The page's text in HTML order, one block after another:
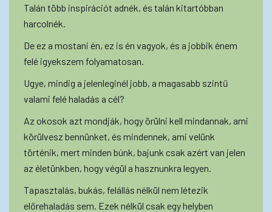
Talán több inspirációt adnék, és talán kitartóbban
harcolnék.
De ez a mostani én, ez is én vagyok, és a jobbik énem
felé igyekszem folyamatosan.
Ugye, mindig a jelenleginél jobb, a magasabb szintű
valami felé haladás a cél?
Az okosok azt mondják, hogy örülni kell mindannak, ami
körülvesz bennünket, és mindennek, ami velünk
történik, mert minden búnk, bajunk csak azért van jelen
az életünkben, hogy végül a hasznunkra legyen.
Tapasztalás, bukás, felállás nélkül nem létezik
előrehaladás sem. Ezek nélkül csak egy helyben